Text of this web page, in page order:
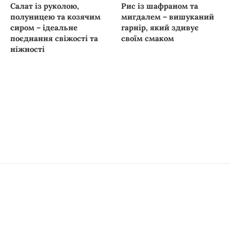
Салат із руколою,
полуницею та козячим
сиром – ідеальне
поєднання свіжості та
ніжності
Рис із шафраном та
мигдалем – вишуканий
гарнір, який здивує
своїм смаком